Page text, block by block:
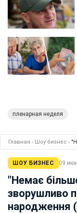
пленарная неделя
Главная › Шоу бизнес ›
ШОУ БИЗНЕС 09
"Немає
зворушливо
народження